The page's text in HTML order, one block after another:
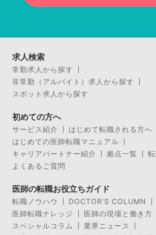
求人検索
常勤求人から探す
非常勤（アルバイト）求人から探す
スポット求人から探す
初めての方へ
サービス紹介
はじめて転職される方へ
はじめての医師転職マニュアル
キャリアパートナー紹介
拠点一覧
よくあるご質問
医師の転職お役立ちガイド
転職ノウハウ
DOCTOR’S COLUMN
医師転職ナレッジ
医師の現場と働き方
スペシャルコラム
業界ニュース